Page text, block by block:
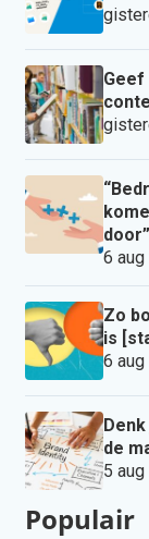
6
Zo
is
6
de
5
Populair